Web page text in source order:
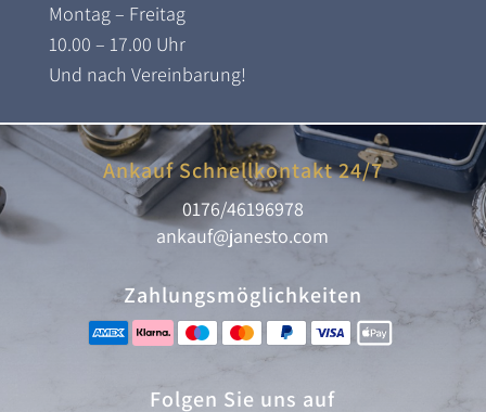
Montag – Freitag
10.00 – 17.00 Uhr
Und nach Vereinbarung!
Ankauf Schnellkontakt 24/7
0176/46196978
ankauf@janesto.com
Zahlungsmöglichkeiten
Folgen Sie uns auf